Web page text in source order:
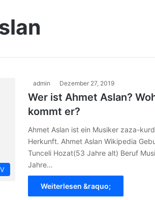
admin Dezember 27, 2019
Wer ist Ahmet Aslan?
kommt er?
Ahmet Aslan ist ein Musiker zaza-
Herkunft. Ahmet Aslan Wikipedia
Tunceli Hozat(53 Jahre alt) Beruf
Jahre…
Weiterlesen &raquo;